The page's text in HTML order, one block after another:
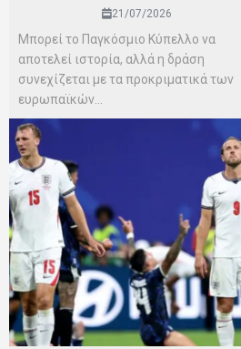
21/07/2026
Μπορεί το Παγκόσμιο Κύπελλο να
αποτελεί ιστορία, αλλά η δράση
συνεχίζεται με τα προκριματικά των
ευρωπαϊκών...